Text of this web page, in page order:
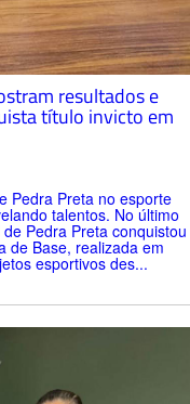
resultados e
título invicto em
Pedra Preta no esporte
talentos. No último
Pedra Preta conquistou
de Base, realizada em
esportivos des...